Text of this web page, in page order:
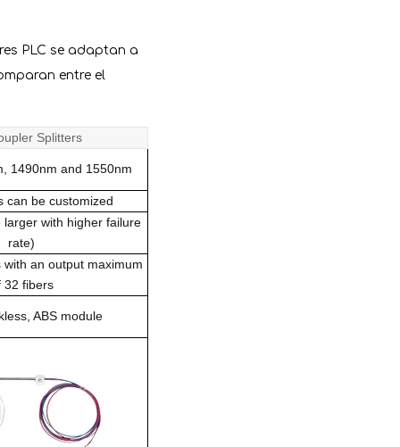
PLC se adaptan a
entre el
Splitters
1490nm and 1550nm
can be customized
larger with higher failure
rate)
an output maximum
32 fibers
ABS module